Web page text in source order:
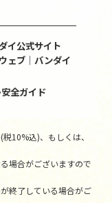
イ公式サイト
ェブ│バンダイ
全ガイド
10%込)、もしくは、
場合がございますので
終了している場合がご